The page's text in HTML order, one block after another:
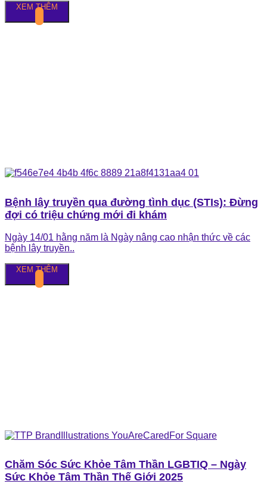
Bệnh lây truyền qua đường tình dục (STIs): Đừng
đợi có triệu chứng mới đi khám
Ngày 14/01 hằng năm là Ngày nâng cao nhận thức về các
bệnh lây truyền..
Chăm Sóc Sức Khỏe Tâm Thần LGBTIQ – Ngày
Sức Khỏe Tâm Thần Thế Giới 2025